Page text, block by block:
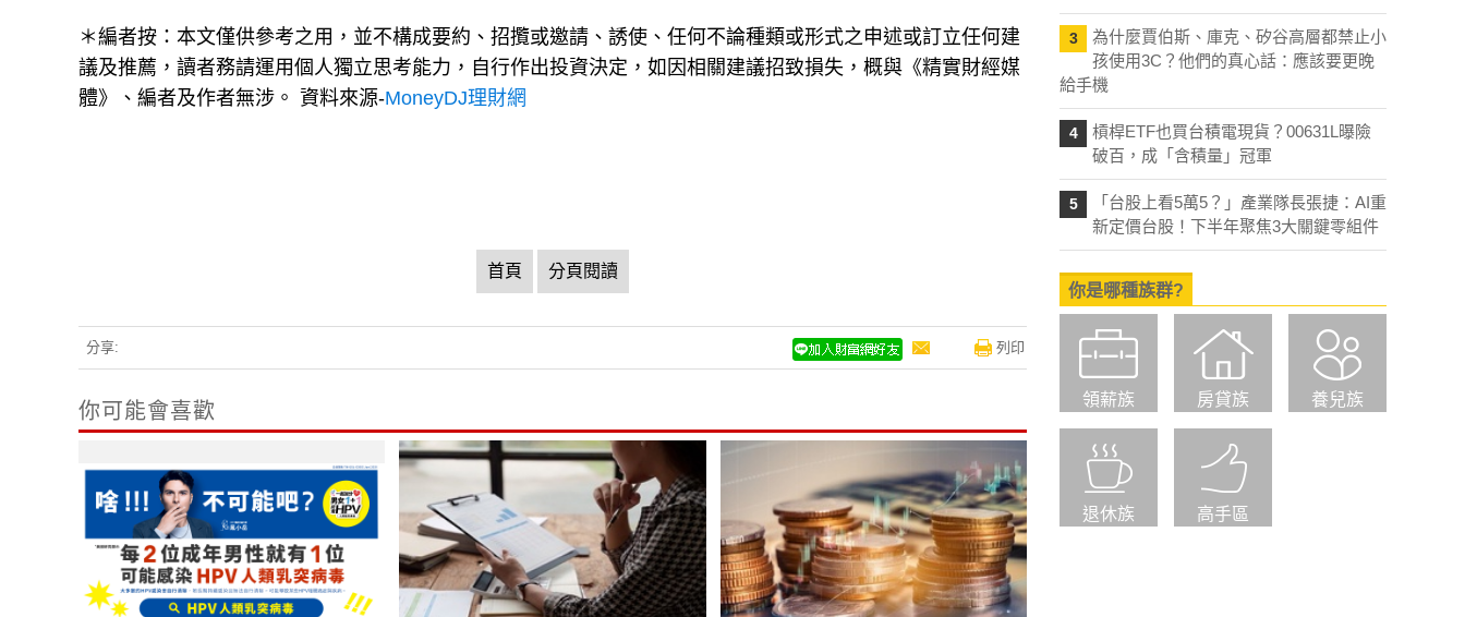
＊編者按：本文僅供參考之用，並不構成要約、招攬或邀請、誘使、任何不論種類或形式之申述或訂立任何建
議及推薦，讀者務請運用個人獨立思考能力，自行作出投資決定，如因相關建議招致損失，概與《精實財經媒
體》、編者及作者無涉。 資料來源-MoneyDJ理財網
首頁 分頁閱讀
分享: 列印
你可能會喜歡
3
為什麼賈伯斯、庫克、矽谷高層都禁止小
孩使用3C？他們的真心話：應該要更晚
給手機
4
槓桿ETF也買台積電現貨？00631L曝險
破百，成「含積量」冠軍
5
「台股上看5萬5？」產業隊長張捷：AI重
新定價台股！下半年聚焦3大關鍵零組件
你是哪種族群?
領薪族 房貸族 養兒族
退休族 高手區